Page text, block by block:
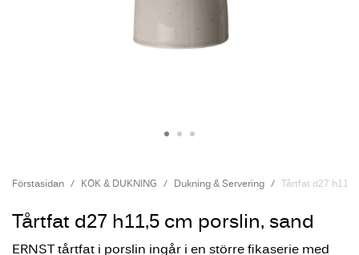
Förstasidan KÖK & DUKNING Dukning & Servering Tårtfat d27
Tårtfat d27 h11,5 cm porslin, sand
ERNST tårtfat i porslin ingår i en större fikaserie med